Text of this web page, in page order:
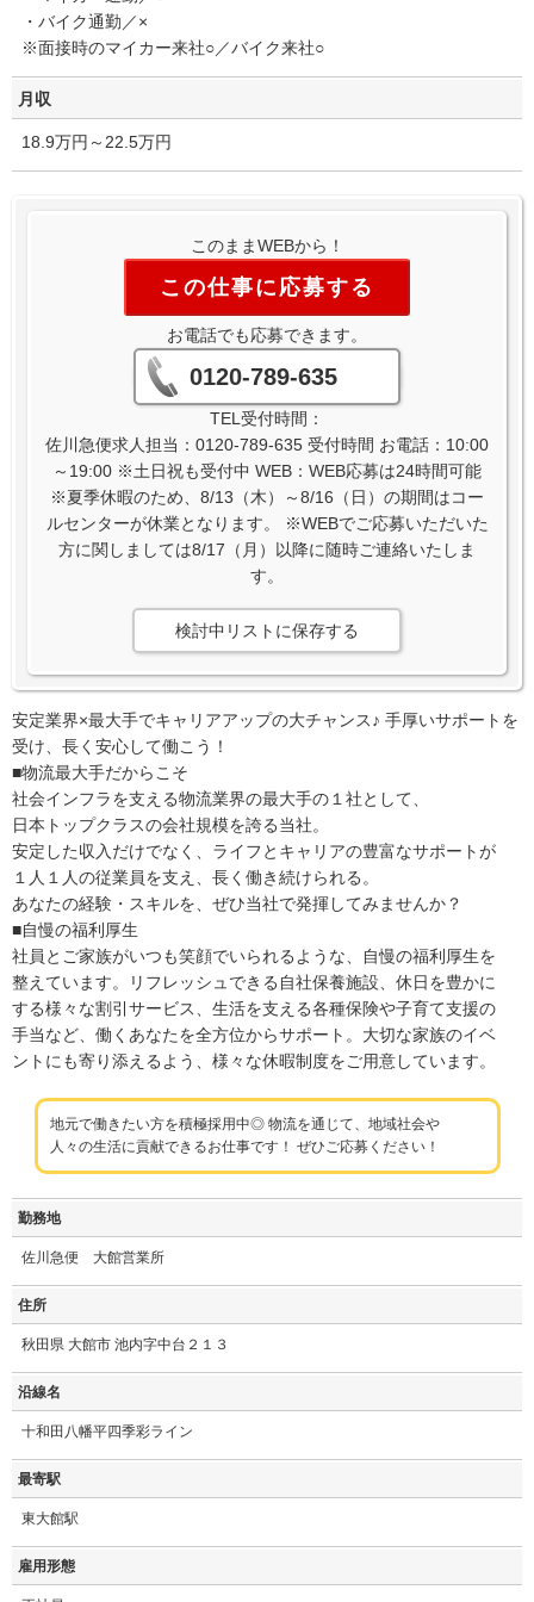
・バイク通勤／×
※面接時のマイカー来社○／バイク来社○
月収
18.9万円～22.5万円
このままWEBから！
この仕事に応募する
お電話でも応募できます。
0120-789-635
TEL受付時間：
佐川急便求人担当：0120-789-635 受付時間 お電話：10:00
～19:00 ※土日祝も受付中 WEB：WEB応募は24時間可能
※夏季休暇のため、8/13（木）～8/16（日）の期間はコー
ルセンターが休業となります。 ※WEBでご応募いただいた
方に関しましては8/17（月）以降に随時ご連絡いたしま
す。
検討中リストに保存する
安定業界×最大手でキャリアアップの大チャンス♪ 手厚いサポートを
受け、長く安心して働こう！
■物流最大手だからこそ
社会インフラを支える物流業界の最大手の１社として、
日本トップクラスの会社規模を誇る当社。
安定した収入だけでなく、ライフとキャリアの豊富なサポートが
１人１人の従業員を支え、長く働き続けられる。
あなたの経験・スキルを、ぜひ当社で発揮してみませんか？
■自慢の福利厚生
社員とご家族がいつも笑顔でいられるような、自慢の福利厚生を
整えています。リフレッシュできる自社保養施設、休日を豊かに
する様々な割引サービス、生活を支える各種保険や子育て支援の
手当など、働くあなたを全方位からサポート。大切な家族のイベ
ントにも寄り添えるよう、様々な休暇制度をご用意しています。
地元で働きたい方を積極採用中◎ 物流を通じて、地域社会や
人々の生活に貢献できるお仕事です！ ぜひご応募ください！
勤務地
佐川急便 大館営業所
住所
秋田県 大館市 池内字中台２１３
沿線名
十和田八幡平四季彩ライン
最寄駅
東大館駅
雇用形態